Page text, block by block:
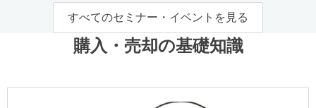
すべてのセミナー・イベントを見る
購入・売却の基礎知識